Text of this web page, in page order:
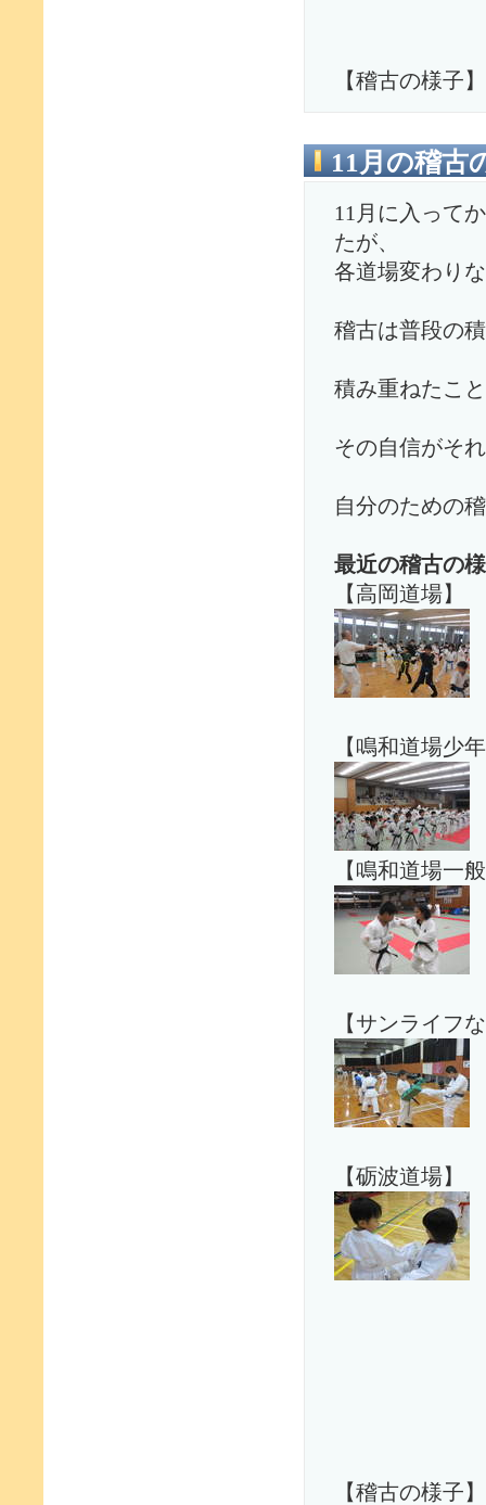
【稽古の様子】
11月の稽古
11月に入って
たが、
各道場変わり
稽古は普段の
積み重ねたこ
その自信がそ
自分のための
最近の稽古の
【高岡道場】
【鳴和道場少
【鳴和道場一
【サンライフ
【砺波道場】
【稽古の様子】